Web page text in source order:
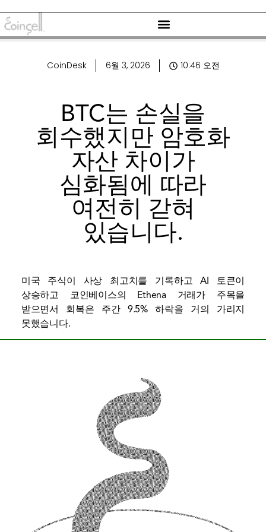
CoinDesk 6월 3, 2026 10:46 오전
BTC는 손실을
회수했지만 암호화
자산 차이가
심화됨에 따라
여전히 갇혀
있습니다.
미국 주식이 사상 최고치를 기록하고 AI 토큰이
상승하고 코인베이스의 Ethena 거래가 주목을
받으면서 회복은 주간 9.5% 하락을 거의 가리지
못했습니다.